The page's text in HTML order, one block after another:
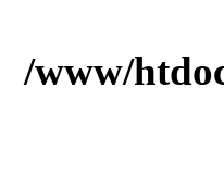
/www/